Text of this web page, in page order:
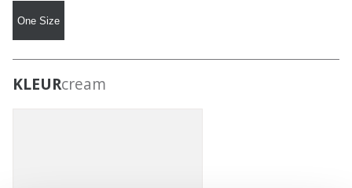
One Size
KLEURcream